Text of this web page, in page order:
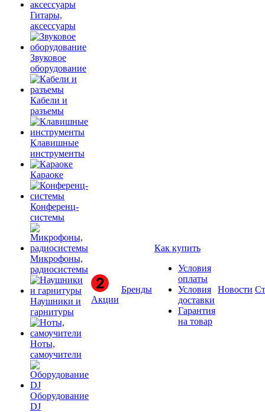
Гитары,
аксессуары
Звуковое
оборудование
Кабели и
разъемы
Клавишные
инструменты
Караоке
Конференц-
системы
Микрофоны,
радиосистемы
Наушники и
гарнитуры
Ноты,
самоучители
Оборудование
DJ
Акции
Бренды
Как купить
Условия
оплаты
Условия
доставки
Гарантия
на товар
Новости